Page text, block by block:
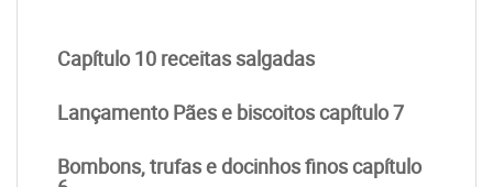
Capítulo 10 receitas salgadas
Lançamento Pães e biscoitos capítulo 7
Bombons, trufas e docinhos finos capítulo